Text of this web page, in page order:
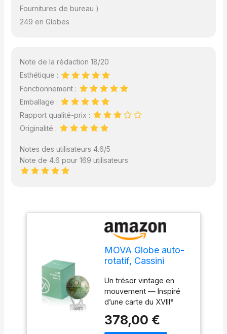
Fournitures de bureau )
249 en Globes
Note de la rédaction 18/20
Esthétique :
Fonctionnement :
Emballage :
Rapport qualité-prix :
Originalité :
Notes des utilisateurs 4.6/5
Note de 4.6 pour 169 utilisateurs
MOVA Globe auto-
rotatif, Cassini
Signature (6")
Un trésor vintage en
mouvement — Inspiré
d’une carte du XVIIIᵉ
voyages du capitaine
378,00 €